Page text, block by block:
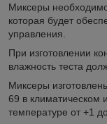
Миксеры необходимо
которая будет
управления.
При изготовлении
влажность теста
Миксеры
69 в климатическом
температуре от +1